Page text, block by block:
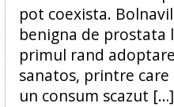
pot coexista.
benigna de prostata
primul rand
sanatos, printre
un consum scazut […]